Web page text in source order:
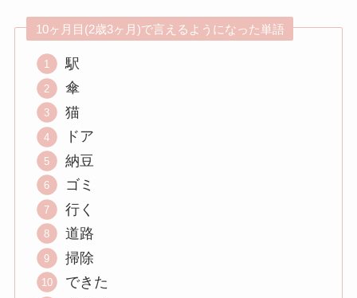
10ヶ月目(2歳3ヶ月)で言えるようになった単語
駅
傘
猫
ドア
納豆
ゴミ
行く
道路
掃除
できた